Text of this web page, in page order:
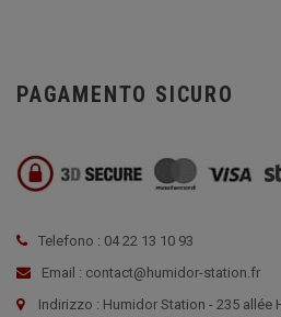
PAGAMENTO SICURO
Telefono : 04 22 13 10 93
Email : contact@humidor-station.fr
Indirizzo : Humidor Station - 235 allée